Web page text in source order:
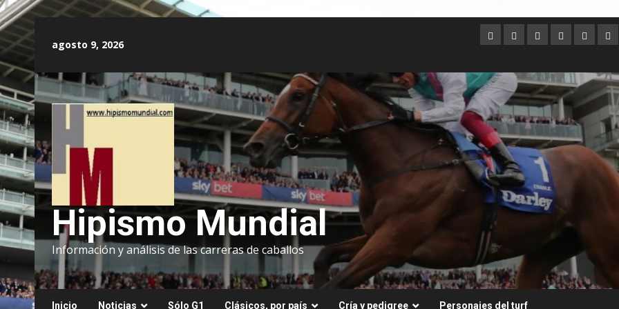
contenido
agosto 9, 2026
Argentina
AustraliaBrasilChileDubai
Hipismo Mundial
Información y análisis de las carreras de caballos
Inicio Noticias Sólo G1 Clásicos, por país Cría y pedigree Personajes del turf